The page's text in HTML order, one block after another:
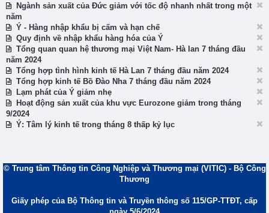
Ngành sản xuất của Đức giảm với tốc độ nhanh nhất trong một
năm
Ý - Hàng nhập khẩu bị cấm và hạn chế
Quy định về nhập khẩu hàng hóa của Ý
Tổng quan quan hệ thương mại Việt Nam- Hà lan 7 tháng đầu
năm 2024
Tổng hợp tình hình kinh tế Hà Lan 7 tháng đầu năm 2024
Tổng hợp kinh tế Bồ Đào Nha 7 tháng đầu năm 2024
Lạm phát của Ý giảm nhẹ
Hoạt động sản xuất của khu vực Eurozone giảm trong tháng
9/2024
Ý: Tâm lý kinh tế trong tháng 8 thấp kỷ lục
© Trung tâm Thông tin Công Nghiệp và Thương mại (VITIC) - Bộ Công
Thương
Giấy phép của Bộ Thông tin và Truyền thông số 115/GP-TTĐT, cấp